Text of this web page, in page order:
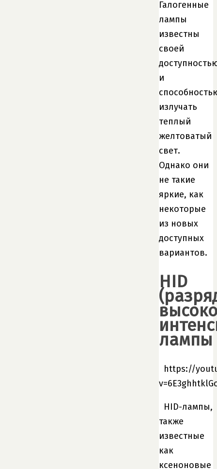
Галогенные
лампы
известны
своей
и
излучать
теплый
желтоватый
свет.
Однако они
не такие
яркие, как
некоторые
из новых
доступных
вариантов.
HID
лампы
https://
HID-лампы,
также
известные
как
ксеноновые